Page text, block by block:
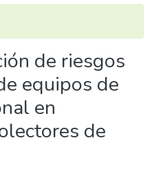
de riesgos
equipos de
en
de